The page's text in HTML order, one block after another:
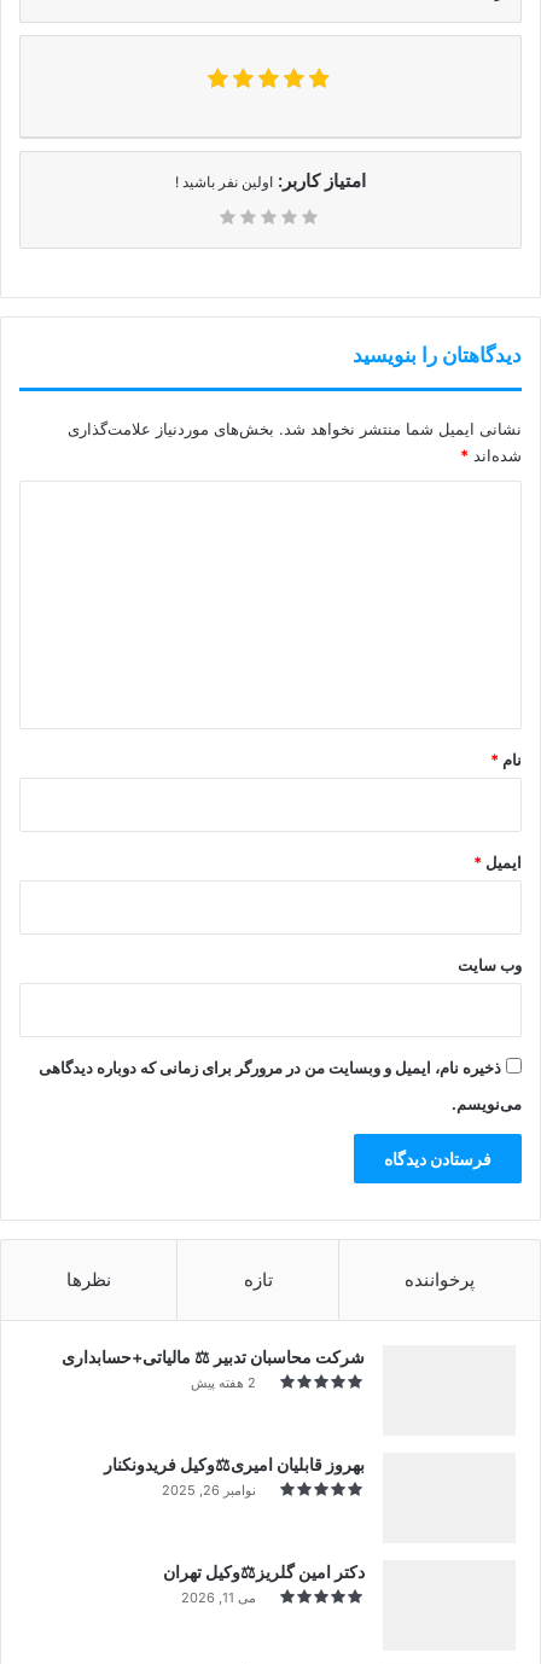
امتیاز کاربر: اولین نفر باشید !
دیدگاهتان را بنویسید
نشانی ایمیل شما منتشر نخواهد شد. بخش‌های موردنیاز علامت‌گذاری
شده‌اند *
نام *
ایمیل *
وب‌ سایت
ذخیره نام، ایمیل و وبسایت من در مرورگر برای زمانی که دوباره دیدگاهی
می‌نویسم.
پرخواننده تازه نظرها
شرکت محاسبان تدبیر ⚖️ مالیاتی+حسابداری
2 هفته پیش
بهروز قابلیان امیری⚖️وکیل فریدونکنار
نوامبر 26, 2025
دکتر امین گلریز⚖️وکیل تهران
می 11, 2026